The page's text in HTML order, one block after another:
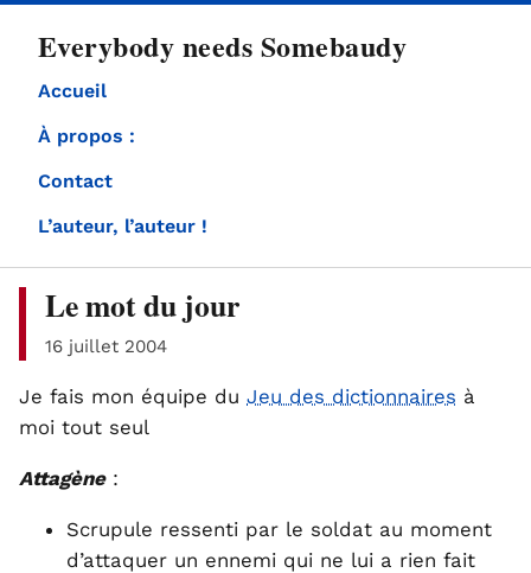
Everybody needs Somebaudy
Accueil
À propos :
Contact
L’auteur, l’auteur !
Le mot du jour
16 juillet 2004
Je fais mon équipe du Jeu des dictionnaires à
moi tout seul
Attagène:
Scrupule ressenti par le soldat au moment
d’attaquer un ennemi qui ne lui a rien fait